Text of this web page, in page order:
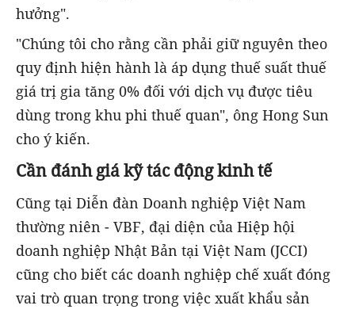
hưởng".
"Chúng tôi cho rằng cần phải giữ nguyên theo
quy định hiện hành là áp dụng thuế suất thuế
giá trị gia tăng 0% đối với dịch vụ được tiêu
dùng trong khu phi thuế quan", ông Hong Sun
cho ý kiến.
Cần đánh giá kỹ tác động kinh tế
Cũng tại Diễn đàn Doanh nghiệp Việt Nam
thường niên - VBF, đại diện của Hiệp hội
doanh nghiệp Nhật Bản tại Việt Nam (JCCI)
cũng cho biết các doanh nghiệp chế xuất đóng
vai trò quan trọng trong việc xuất khẩu sản